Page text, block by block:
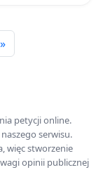
»
petycji online.
serwisu.
więc stworzenie
opinii publicznej